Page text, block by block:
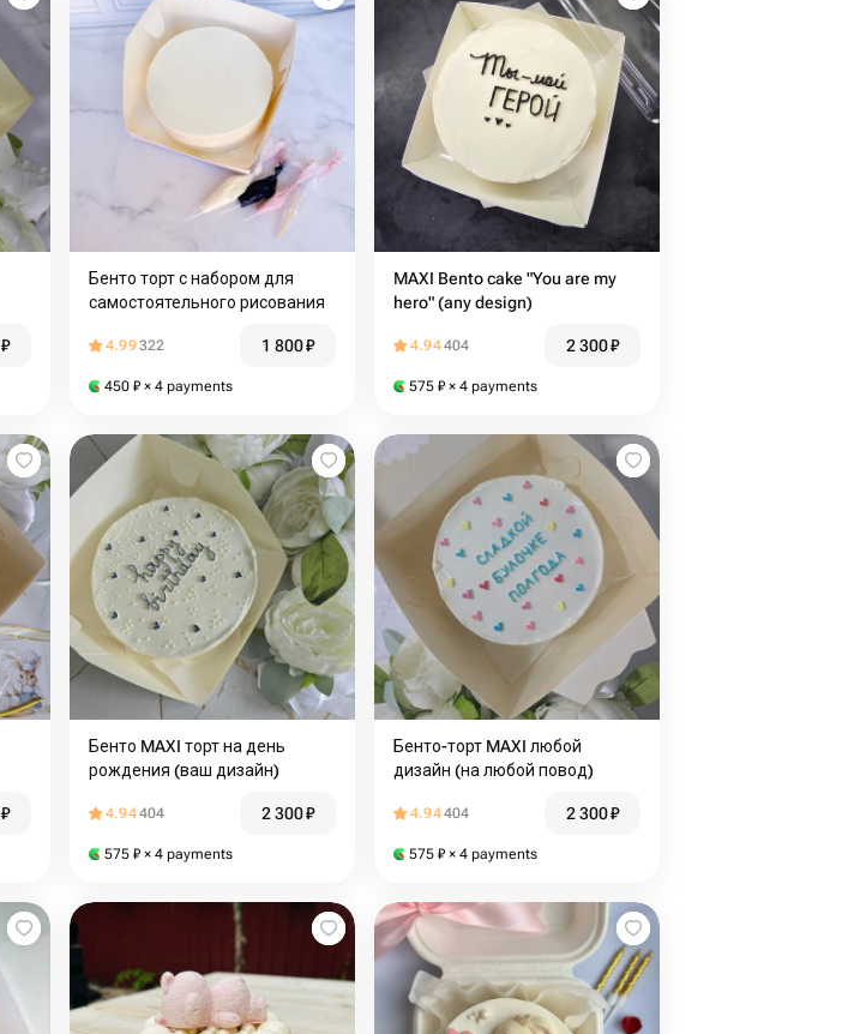
₽
Бенто торт с набором для
самостоятельного рисования
4.99322 1 800₽
450 ₽ × 4 payments
MAXI Bento cake "You are my
hero" (any design)
4.94404 2 300₽
575 ₽ × 4 payments
₽
Бенто MAXI торт на день
рождения (ваш дизайн)
4.94404 2 300₽
575 ₽ × 4 payments
Бенто-торт MAXI любой
дизайн (на любой повод)
4.94404 2 300₽
575 ₽ × 4 payments